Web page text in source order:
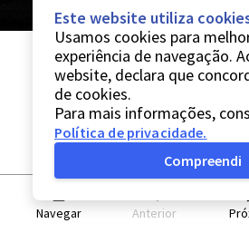
Navegar Anterior
Este website utiliza
Usamos cookies para
experiência de navegação.
website, declara que
de cookies.
Para mais informações,
Política de privacidade.
Compreendi